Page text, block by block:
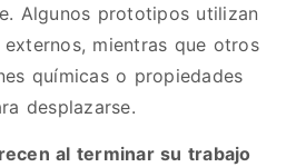
Algunos prototipos utilizan
mientras que otros
químicas o propiedades
desplazarse.
al terminar su trabajo